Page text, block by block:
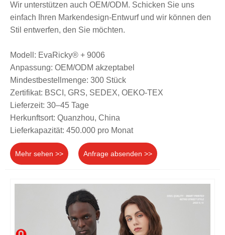
Wir unterstützen auch OEM/ODM. Schicken Sie uns
einfach Ihren Markendesign-Entwurf und wir können den
Stil entwerfen, den Sie möchten.
Modell: EvaRicky® + 9006
Anpassung: OEM/ODM akzeptabel
Mindestbestellmenge: 300 Stück
Zertifikat: BSCI, GRS, SEDEX, OEKO-TEX
Lieferzeit: 30–45 Tage
Herkunftsort: Quanzhou, China
Lieferkapazität: 450.000 pro Monat
Mehr sehen >> Anfrage absenden >>